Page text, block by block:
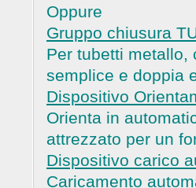
Oppure
Gruppo chiusura
Per tubetti metallo,
semplice e doppia
Dispositivo
Orienta in
attrezzato per un
Dispositivo carico
Caricamento